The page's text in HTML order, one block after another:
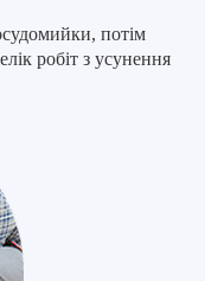
потім
робіт з усунення